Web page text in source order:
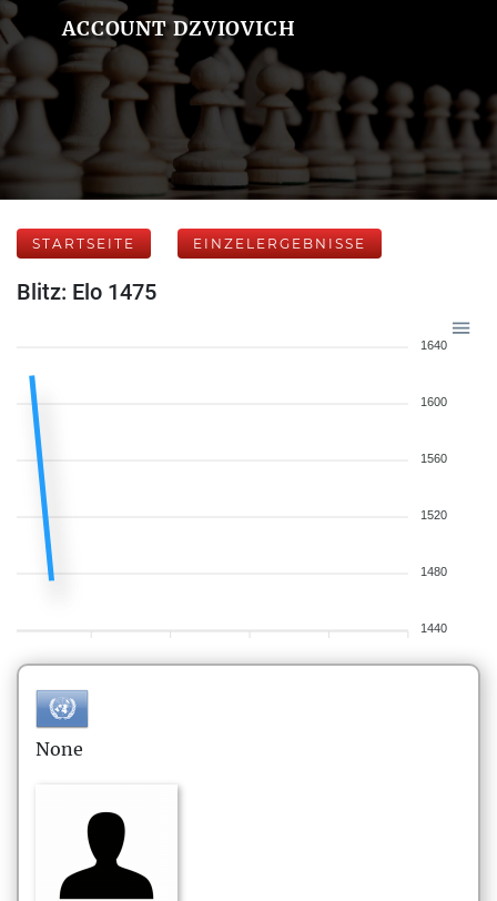
ACCOUNT DZVIOVICH
STARTSEITE EINZELERGEBNISSE
Blitz: Elo 1475
1640
1600
1560
1520
1480
1440
None